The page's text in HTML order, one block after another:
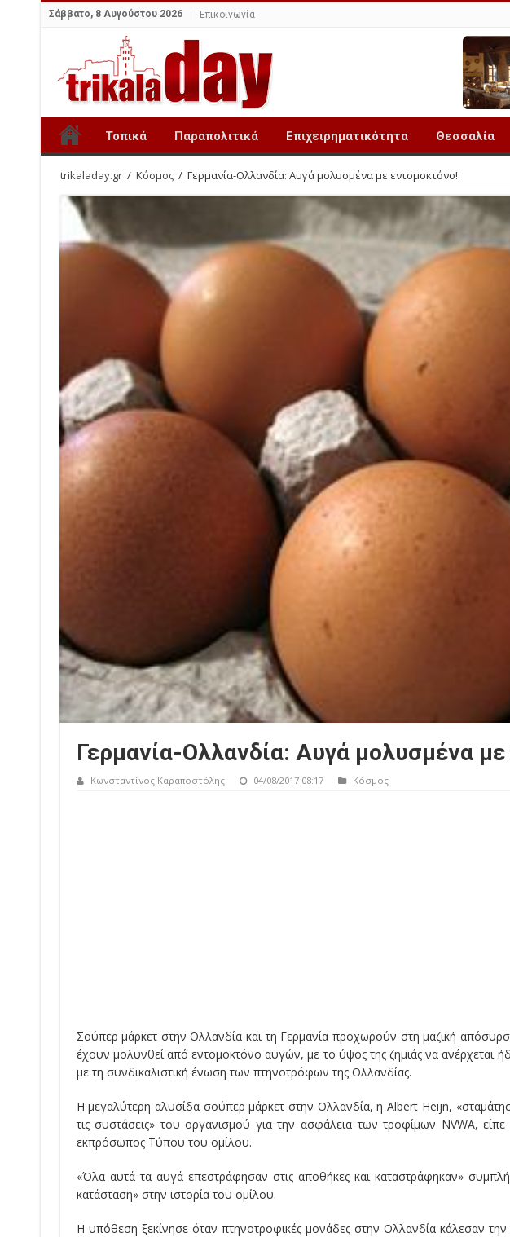
Σάββατο, 8 Αυγούστου 2026 Επικοινωνία
Τοπικά Παραπολιτικά Επιχειρηματικότητα Θεσσαλία
trikaladay.gr / Κόσμος / Γερμανία-Ολλανδία: Αυγά μολυσμένα με εντομοκτόνο!
Γερμανία-Ολλανδία: Αυγά μολυσμένα
Κωνσταντίνος Καραποστόλης 04/08/2017 08:17 Κόσμος
Σούπερ μάρκετ στην Ολλανδία και τη Γερμανία προχωρούν στη μαζική
έχουν μολυνθεί από εντομοκτόνο αυγών, με το ύψος της ζημιάς να
με τη συνδικαλιστική ένωση των πτηνοτρόφων της Ολλανδίας.
Η μεγαλύτερη αλυσίδα σούπερ μάρκετ στην Ολλανδία, η Albert Heijn,
τις συστάσεις» του οργανισμού για την ασφάλεια των τροφίμων NVWA,
εκπρόσωπος Τύπου του ομίλου.
«Όλα αυτά τα αυγά επεστράφησαν στις αποθήκες και καταστράφηκαν»
κατάσταση» στην ιστορία του ομίλου.
Η υπόθεση ξεκίνησε όταν πτηνοτροφικές μονάδες στην Ολλανδία κάλεσαν την